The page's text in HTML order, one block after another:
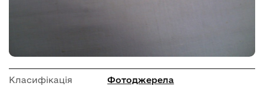
Класифікація Фотоджерела